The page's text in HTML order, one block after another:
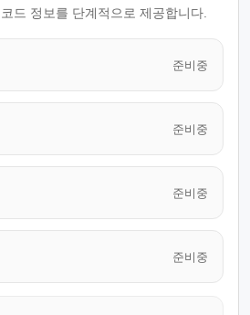
드 정보를 단계적으로 제공합니다.
준비중
준비중
준비중
준비중